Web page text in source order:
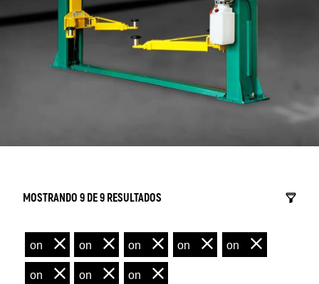
MOSTRANDO 9 DE 9 RESULTADOS
on on on on on
on on on